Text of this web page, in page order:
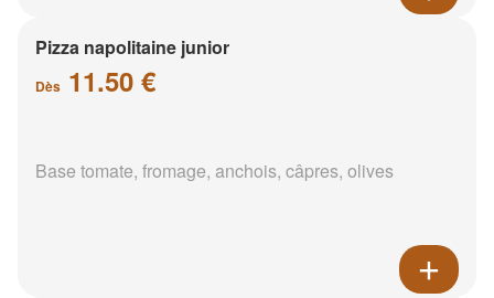
Pizza napolitaine junior
Dès 11.50 €
Base tomate, fromage, anchois, câpres, olives